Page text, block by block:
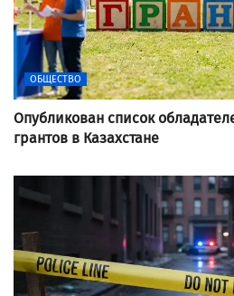
ОБЩЕСТВО
Опубликован список
грантов в Казахстане